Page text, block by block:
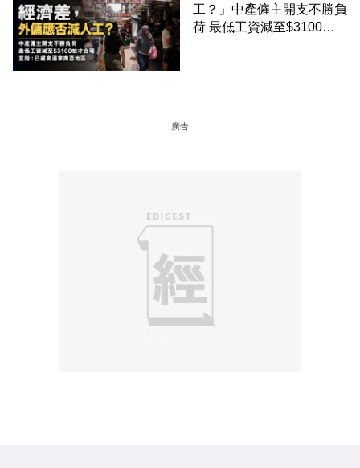
工？」中產僱主開支不勝負
荷 最低工資減至$3100蚊
廣告